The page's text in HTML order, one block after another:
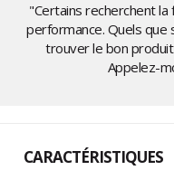
"Certains recherchent la
performance. Quels que
trouver le bon
Appelez-
CARACTÉRISTIQUES